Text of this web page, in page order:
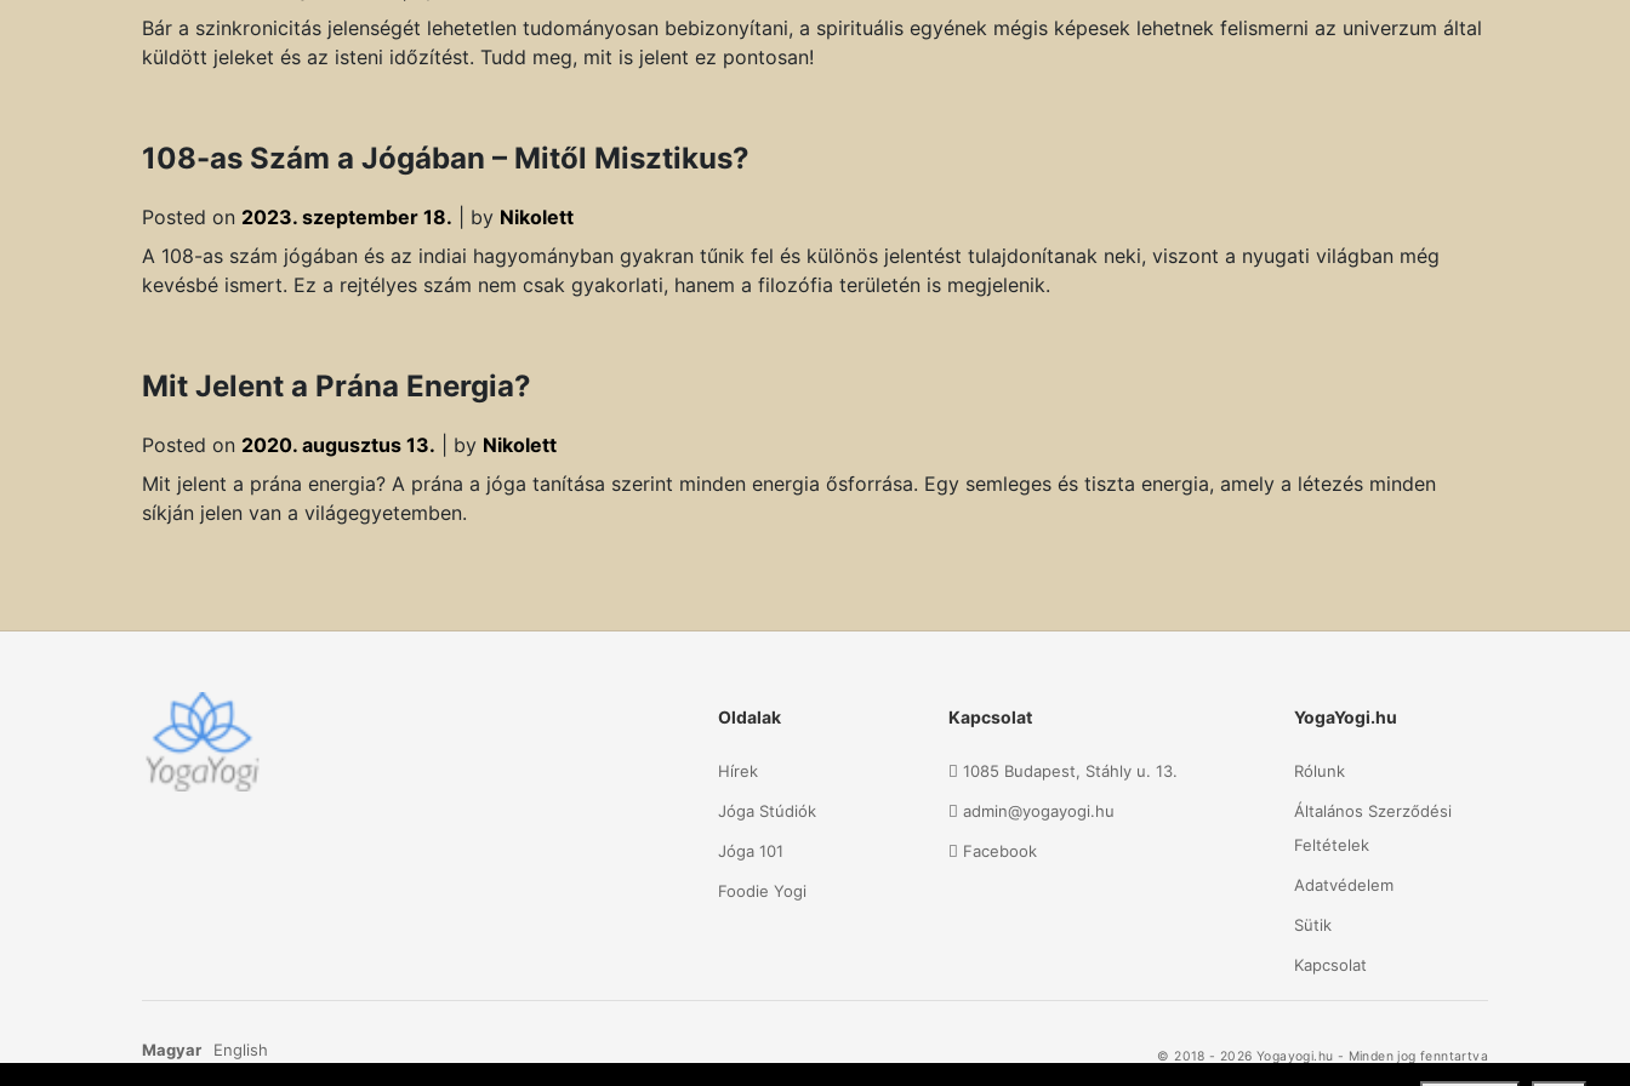
Bár a szinkronicitás jelenségét lehetetlen tudományosan bebizonyítani, a spirituális egyének mégis képesek lehetnek felismerni az univerzum által
küldött jeleket és az isteni időzítést. Tudd meg, mit is jelent ez pontosan!
108-as Szám a Jógában – Mitől Misztikus?
Posted on 2023. szeptember 18. by Nikolett
A 108-as szám jógában és az indiai hagyományban gyakran tűnik fel és különös jelentést tulajdonítanak neki, viszont a nyugati világban még
kevésbé ismert. Ez a rejtélyes szám nem csak gyakorlati, hanem a filozófia területén is megjelenik.
Mit Jelent a Prána Energia?
Posted on 2020. augusztus 13. by Nikolett
Mit jelent a prána energia? A prána a jóga tanítása szerint minden energia ősforrása. Egy semleges és tiszta energia, amely a létezés minden
síkján jelen van a világegyetemben.
Oldalak
Hírek
Jóga Stúdiók
Jóga 101
Foodie Yogi
Kapcsolat
1085 Budapest, Stáhly u. 13.
admin@yogayogi.hu
Facebook
YogaYogi.hu
Rólunk
Általános Szerződési
Feltételek
Adatvédelem
Sütik
Kapcsolat
Magyar English © 2018 - 2026 Yogayogi.hu - Minden jog fenntartva